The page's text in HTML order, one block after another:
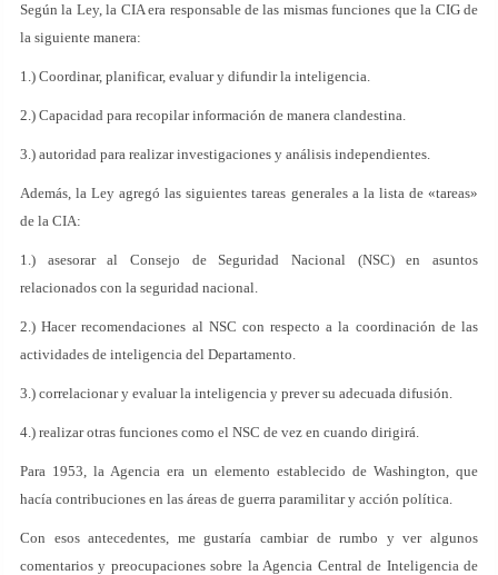
Según la Ley, la CIA era responsable de las mismas funciones que la CIG de
la siguiente manera:
1.) Coordinar, planificar, evaluar y difundir la inteligencia.
2.) Capacidad para recopilar información de manera clandestina.
3.) autoridad para realizar investigaciones y análisis independientes.
Además, la Ley agregó las siguientes tareas generales a la lista de «tareas»
de la CIA:
1.) asesorar al Consejo de Seguridad Nacional (NSC) en asuntos
relacionados con la seguridad nacional.
2.) Hacer recomendaciones al NSC con respecto a la coordinación de las
actividades de inteligencia del Departamento.
3.) correlacionar y evaluar la inteligencia y prever su adecuada difusión.
4.) realizar otras funciones como el NSC de vez en cuando dirigirá.
Para 1953, la Agencia era un elemento establecido de Washington, que
hacía contribuciones en las áreas de guerra paramilitar y acción política.
Con esos antecedentes, me gustaría cambiar de rumbo y ver algunos
comentarios y preocupaciones sobre la Agencia Central de Inteligencia de